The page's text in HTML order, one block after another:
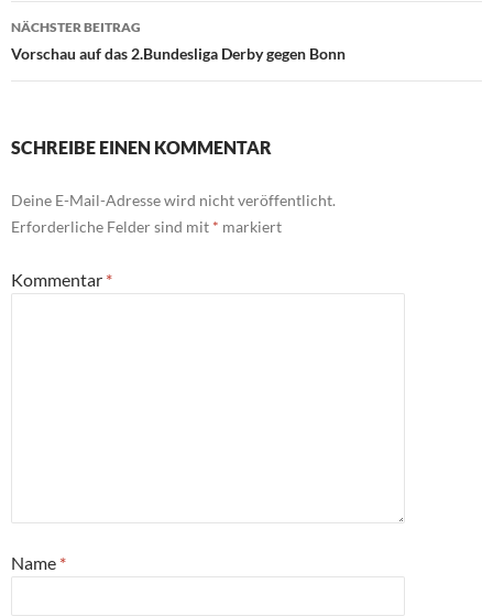
NÄCHSTER BEITRAG
Vorschau auf das 2.Bundesliga Derby gegen Bonn
SCHREIBE EINEN KOMMENTAR
Deine E-Mail-Adresse wird nicht veröffentlicht.
Erforderliche Felder sind mit * markiert
Kommentar *
Name *